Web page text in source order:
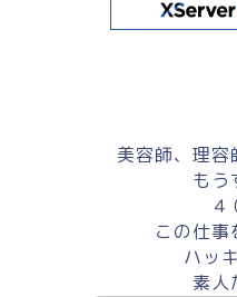
美容師、理容
もう
４
この仕事
ハッ
素人